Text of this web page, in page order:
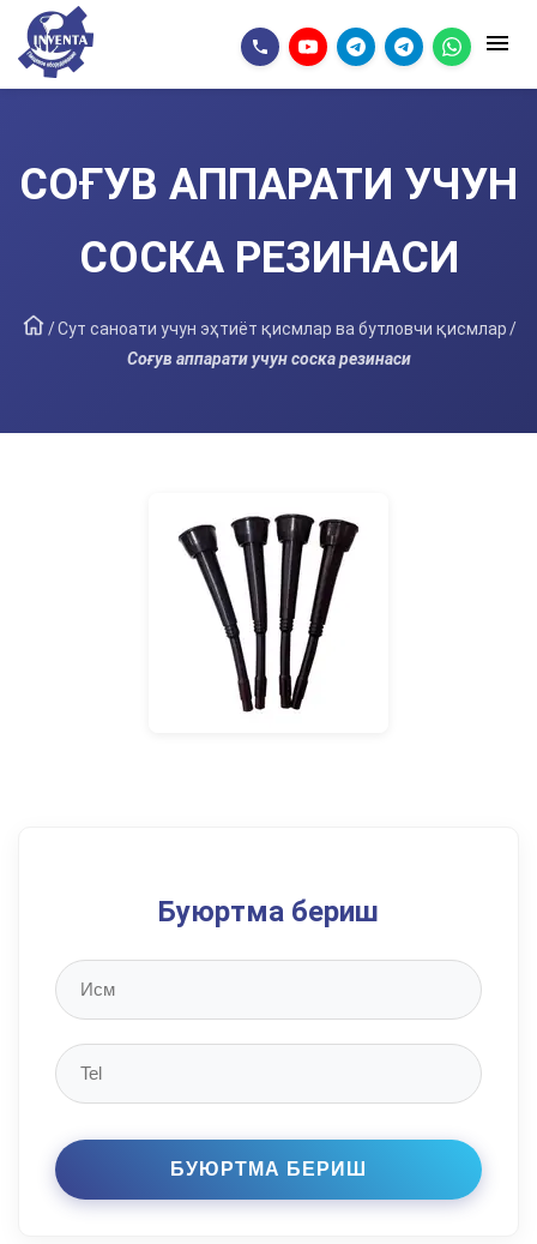
СОҒУВ АППАРАТИ УЧУН
СОСКА РЕЗИНАСИ
/Сут саноати учун эҳтиёт қисмлар ва бутловчи қисмлар/
Соғув аппарати учун соска резинаси
Буюртма бериш